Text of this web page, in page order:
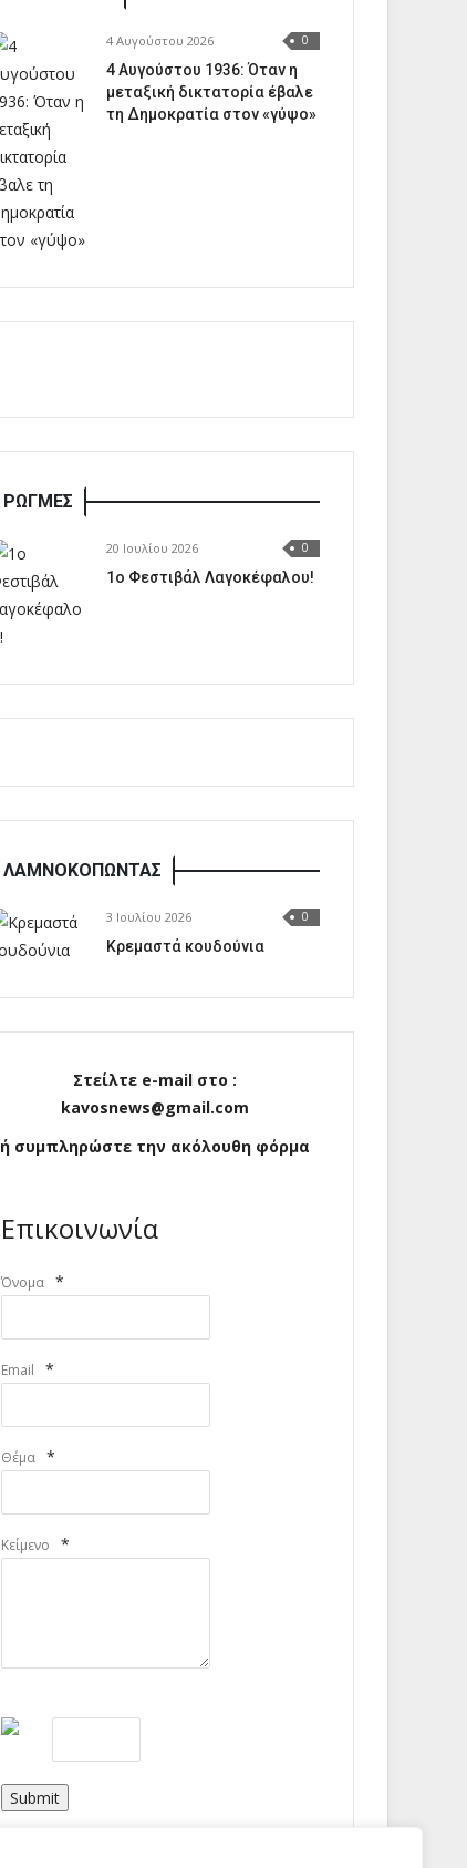
4 Αυγούστου 2026 0
4 Αυγούστου 1936: Όταν η
μεταξική δικτατορία έβαλε
τη Δημοκρατία στον «γύψο»
ΡΩΓΜΕΣ
20 Ιουλίου 2026 0
1o Φεστιβάλ Λαγοκέφαλου!
ΛΑΜΝΟΚΟΠΩΝΤΑΣ
3 Ιουλίου 2026 0
Κρεμαστά κουδούνια
Στείλτε e-mail στο :
kavosnews@gmail.com
ή συμπληρώστε την ακόλουθη φόρμα
Επικοινωνία
Όνομα *
Email *
Θέμα *
Κείμενο *
Submit